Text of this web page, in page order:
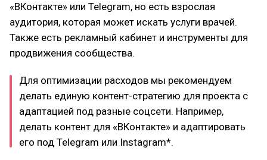
«ВКонтакте» или Telegram, но есть взрослая
аудитория, которая может искать услуги врачей.
Также есть рекламный кабинет и инструменты для
продвижения сообщества.
Для оптимизации расходов мы рекомендуем
делать единую контент-стратегию для проекта с
адаптацией под разные соцсети. Например,
делать контент для «ВКонтакте» и адаптировать
его под Telegram или Instagram*.